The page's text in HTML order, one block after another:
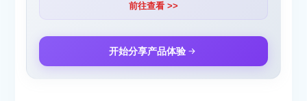
前往查看 >>
开始分享产品体验